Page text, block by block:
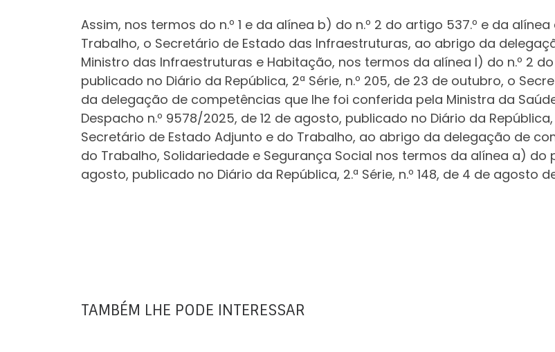
Assim, nos termos do n.º 1 e da alínea b) do n.º 2 do artigo 537.º e da
Trabalho, o Secretário de Estado das Infraestruturas, ao abrigo da
Ministro das Infraestruturas e Habitação, nos termos da alínea l) do n.º 2
publicado no Diário da República, 2ª Série, n.º 205, de 23 de outubro, o
da delegação de competências que lhe foi conferida pela Ministra da
Despacho n.º 9578/2025, de 12 de agosto, publicado no Diário da República,
Secretário de Estado Adjunto e do Trabalho, ao abrigo da delegação de
do Trabalho, Solidariedade e Segurança Social nos termos da alínea a) do
agosto, publicado no Diário da República, 2.ª Série, n.º 148, de 4 de agosto
TAMBÉM LHE PODE INTERESSAR